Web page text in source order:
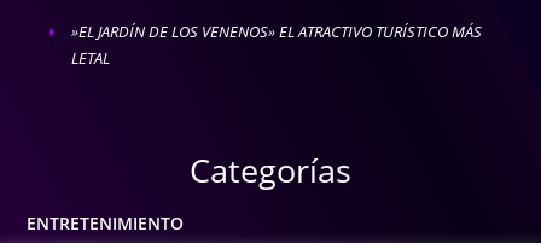
E
»EL JARDÍN DE LOS VENENOS» EL ATRACTIVO TURÍSTICO MÁS
LETAL
Categorías
ENTRETENIMIENTO